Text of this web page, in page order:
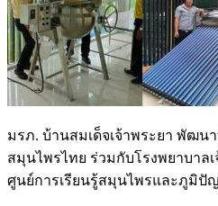
มรภ. บ้านสมเด็จเจ้าพระยา พัฒน
สมุนไพรไทย ร่วมกับโรงพยาบาล
ศูนย์การเรียนรู้สมุนไพรและภูมิปั